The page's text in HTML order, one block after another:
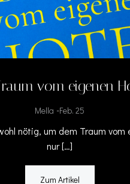
vom eigenen
Mella -Feb. 25
nötig, um dem Traum
nur […]
Zum Artikel